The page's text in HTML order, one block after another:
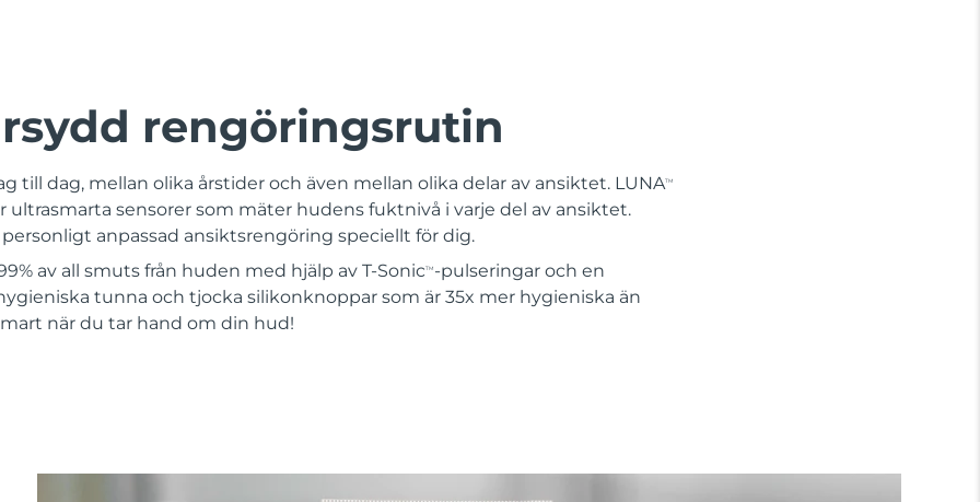
rengöringsrutin
till dag, mellan olika årstider och även mellan olika delar av ansiktet. LUNATM
ultrasmarta sensorer som mäter hudens fuktnivå i varje del av ansiktet.
anpassad ansiktsrengöring speciellt för dig.
av all smuts från huden med hjälp av T-SonicTM -pulseringar och en
tunna och tjocka silikonknoppar som är 35x mer hygieniska än
när du tar hand om din hud!